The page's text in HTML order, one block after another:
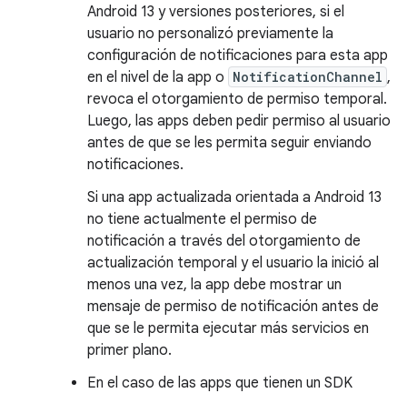
Android 13 y versiones posteriores, si el
usuario no personalizó previamente la
configuración de notificaciones para esta app
en el nivel de la app o NotificationChannel ,
revoca el otorgamiento de permiso temporal.
Luego, las apps deben pedir permiso al usuario
antes de que se les permita seguir enviando
notificaciones.
Si una app actualizada orientada a Android 13
no tiene actualmente el permiso de
notificación a través del otorgamiento de
actualización temporal y el usuario la inició al
menos una vez, la app debe mostrar un
mensaje de permiso de notificación antes de
que se le permita ejecutar más servicios en
primer plano.
En el caso de las apps que tienen un SDK